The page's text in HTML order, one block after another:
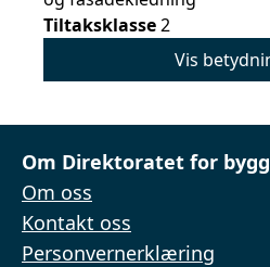
Tiltaksklasse2
Vis
Om Direktoratet for
Om oss
Kontakt oss
Personvernerklæring